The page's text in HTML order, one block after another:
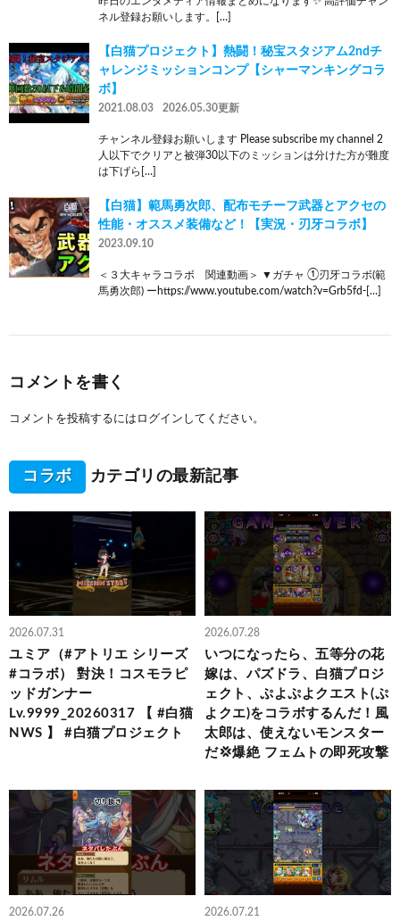
ネル登録お願いします。[…]
【白猫プロジェクト】熱闘！秘宝スタジアム2ndチ
ャレンジミッションコンプ【シャーマンキングコラ
ボ】
2021.08.03 2026.05.30更新
チャンネル登録お願いします Please subscribe my channel 2
人以下でクリアと被弾30以下のミッションは分けた方が難度
は下げら[…]
【白猫】範馬勇次郎、配布モチーフ武器とアクセの
性能・オススメ装備など！【実況・刃牙コラボ】
2023.09.10
＜３大キャラコラボ 関連動画＞ ▼ガチャ ①刃牙コラボ(範
馬勇次郎) ーhttps://www.youtube.com/watch?v=Grb5fd-[…]
コメントを書く
コメントを投稿するには ログイン してください。
コラボ カテゴリの最新記事
2026.07.31
ユミア（#アトリエ シリーズ
#コラボ） 對決！コスモラピ
ッドガンナー
Lv.9999_20260317 【 #白猫
NWS 】 #白猫プロジェクト
2026.07.28
いつになったら、五等分の花
嫁は、パズドラ、白猫プロジ
ェクト、ぷよぷよクエスト(ぷ
よクエ)をコラボするんだ！風
太郎は、使えないモンスター
だ💢爆絶 フェムトの即死攻撃
2026.07.26 2026.07.21